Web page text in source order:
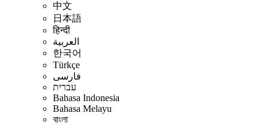
中文
日本語
हिन्दी
العربية
한국어
Türkçe
فارسی
עברית
Bahasa Indonesia
Bahasa Melayu
বাংলা